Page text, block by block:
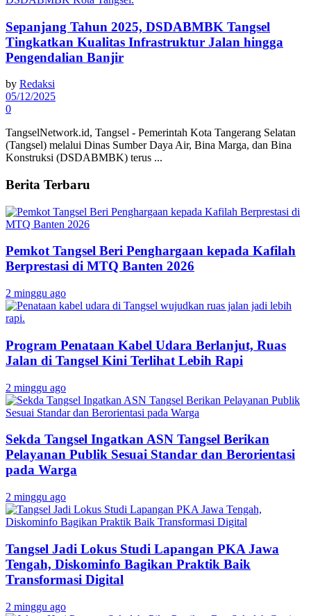
Sepanjang Tahun 2025, DSDABMBK Tangsel
Tingkatkan Kualitas Infrastruktur Jalan hingga
Pengendalian Banjir
by Redaksi
05/12/2025
0
TangselNetwork.id, Tangsel - Pemerintah Kota Tangerang Selatan
(Tangsel) melalui Dinas Sumber Daya Air, Bina Marga, dan Bina
Konstruksi (DSDABMBK) terus ...
Berita Terbaru
Pemkot Tangsel Beri Penghargaan kepada Kafilah
Berprestasi di MTQ Banten 2026
2 minggu ago
Program Penataan Kabel Udara Berlanjut, Ruas
Jalan di Tangsel Kini Terlihat Lebih Rapi
2 minggu ago
Sekda Tangsel Ingatkan ASN Tangsel Berikan
Pelayanan Publik Sesuai Standar dan Berorientasi
pada Warga
2 minggu ago
Tangsel Jadi Lokus Studi Lapangan PKA Jawa
Tengah, Diskominfo Bagikan Praktik Baik
Transformasi Digital
2 minggu ago